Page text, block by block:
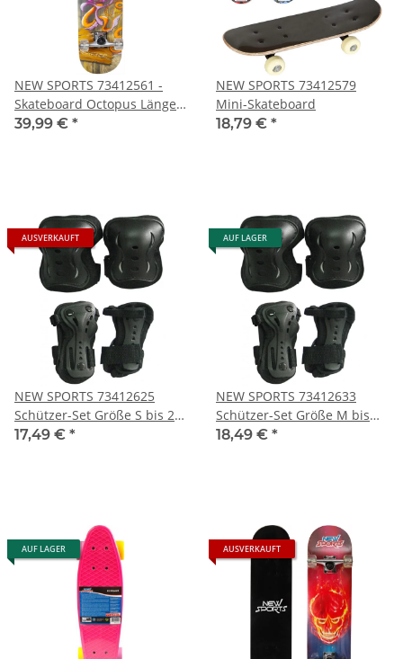
NEW SPORTS 73412561 -
Skateboard Octopus Länge
79 cm, ABEC 7
39,99 € *
NEW SPORTS 73412579
Mini-Skateboard
18,79 € *
AUSVERKAUFT
NEW SPORTS 73412625
Schützer-Set Größe S bis 25
kg
17,49 € *
AUF LAGER
NEW SPORTS 73412633
Schützer-Set Größe M bis
25-50 kg
18,49 € *
AUF LAGER AUSVERKAUFT